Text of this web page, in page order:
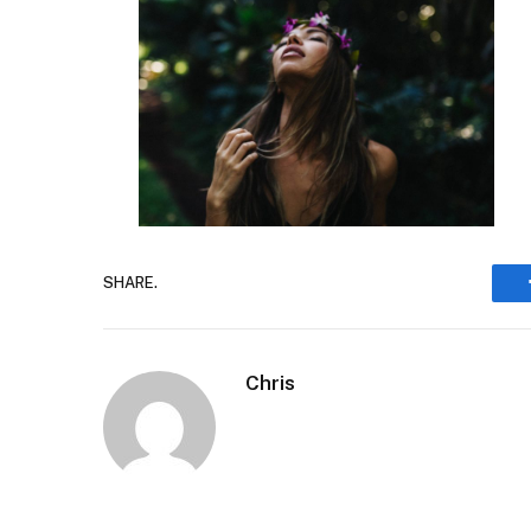
SHARE.
Chris